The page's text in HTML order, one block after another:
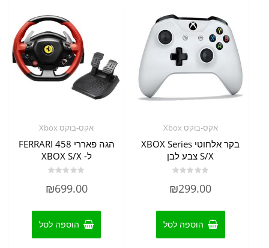
אקס-בוקס Xbox
בקר אלחוטי XBOX Series
S/X צבע לבן
0
₪299.00
הוספה לסל
אקס-בוקס Xbox
הגה פאררי FERRARI 458
ל- XBOX S/X
0
₪699.00
הוספה לסל